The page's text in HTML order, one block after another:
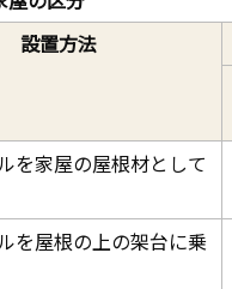
設置方法
を家屋の屋根材として
を屋根の上の架台に乗